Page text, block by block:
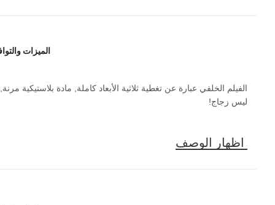
الميزات
الفيلم الخلفي عبارة عن تغطية ثلاثية الأبعاد كاملة, مادة بلاستيكية مرنة,
ليس زجاج!